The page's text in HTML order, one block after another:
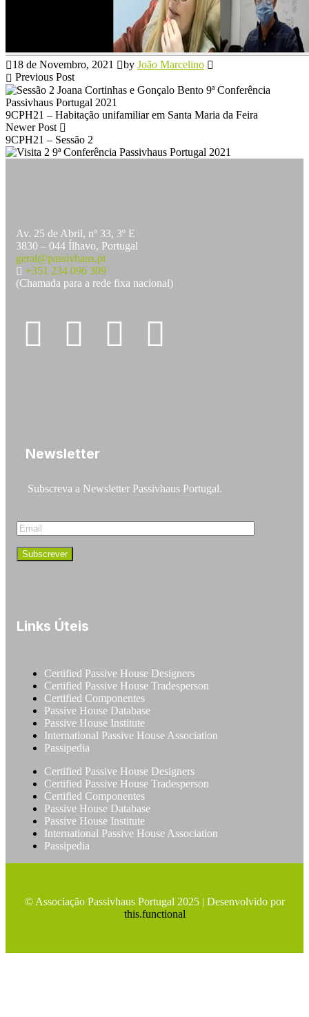
18 de Novembro, 2021 by João Marcelino
Previous Post
9CPH21 – Habitação unifamiliar em Santa Maria da Feira
Newer Post
9CPH21 – Sessão 2
Av. 25 de Abril, nº 33, 3º E
3830 – 044 Ílhavo, Portugal
geral@passivhaus.pt
+351 234 096 309
(Chamada para a rede fixa nacional)
Newsletter
Subscreva a Newsletter Passivhaus Portugal.
Links Úteis
Certified Passive House Designers
Certified Passive House Tradesperson
Certified Componentes
Passive House Database
Passive House Institute
International Passive House Association
Passipedia
Certified Passive House Designers
Certified Passive House Tradesperson
Certified Componentes
Passive House Database
Passive House Institute
International Passive House Association
Passipedia
© Associação Passivhaus Portugal 2025 | Desenvolvido por
this.functional